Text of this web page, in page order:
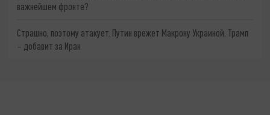
важнейшем фронте?
Страшно, поэтому атакует. Путин врежет Макрону Украиной. Трамп
– добавит за Иран